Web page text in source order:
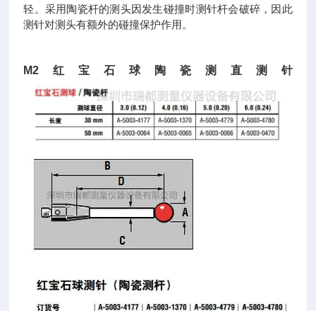
轻。采用陶瓷杆的测头因发生碰撞时测针杆会破碎，因此
测针对测头有额外的碰撞保护作用。
M2红宝石球陶瓷测直测针